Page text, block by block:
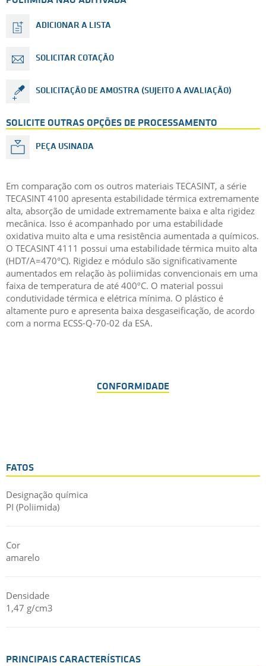
ADICIONAR A LISTA
SOLICITAR COTAÇÃO
SOLICITAÇÃO DE AMOSTRA (SUJEITO A AVALIAÇÃO)
SOLICITE OUTRAS OPÇÕES DE PROCESSAMENTO
PEÇA USINADA
Em comparação com os outros materiais TECASINT, a série
TECASINT 4100 apresenta estabilidade térmica extremamente
alta, absorção de umidade extremamente baixa e alta rigidez
mecânica. Isso é acompanhado por uma estabilidade
oxidativa muito alta e uma resistência aumentada a químicos.
O TECASINT 4111 possui uma estabilidade térmica muito alta
(HDT/A=470°C). Rigidez e módulo são significativamente
aumentados em relação às poliimidas convencionais em uma
faixa de temperatura de até 400ºC. O material possui
condutividade térmica e elétrica mínima. O plástico é
altamente puro e apresenta baixa desgaseificação, de acordo
com a norma ECSS-Q-70-02 da ESA.
CONFORMIDADE
FATOS
Designação química
PI (Poliimida)
Cor
amarelo
Densidade
1,47 g/cm3
PRINCIPAIS CARACTERÍSTICAS